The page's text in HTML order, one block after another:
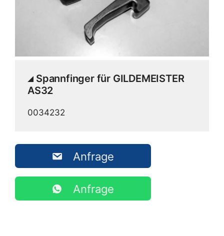
Spannfinger für GILDEMEISTER
AS32
0034232
Anfrage
Anfrage